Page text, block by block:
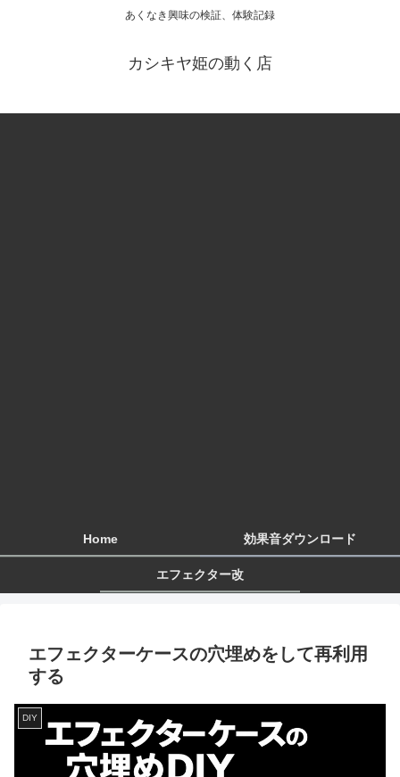
あくなき興味の検証、体験記録
カシキヤ姫の動く店
Home 効果音ダウンロード
エフェクター改
エフェクターケースの穴埋めをして再利用
する
DIY